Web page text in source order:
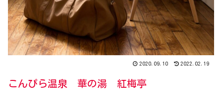
2020.09.10 2022.02.19
こんぴら温泉 華の湯 紅梅亭